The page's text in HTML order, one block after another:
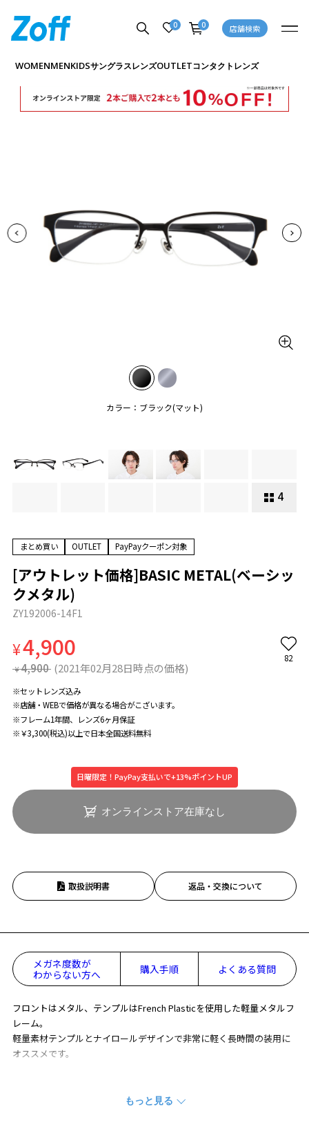
0 0 店舗検索
WOMENMENKIDSサングラスレンズOUTLETコンタクトレンズ
カラー：ブラック(マット)
4
商品詳細ページへ
まとめ買い OUTLET PayPayクーポン対象
[アウトレット価格]BASIC METAL(ベーシッ
クメタル)
ZY192006-14F1
¥4,900
¥ 4,900 (2021年02月28日時点の価格)
82
※セットレンズ込み
※店舗・WEBで価格が異なる場合がこざいます。
※フレーム1年間、レンズ6ヶ月保証
※￥3,300(税込)以上で日本全国送料無料
日曜限定！PayPay支払いで+13%ポイントUP
オンラインストア在庫なし
取扱説明書 返品・交換について
メガネ度数が
わからない方へ
購入手順 よくある質問
フロントはメタル、テンプルはFrench Plasticを使用した軽量メタルフ
レーム。
軽量素材テンプルとナイロールデザインで非常に軽く長時間の装用に
オススメです。
剥き出し部分に衝撃を加えると、割れたり欠けたりしますのでご注意